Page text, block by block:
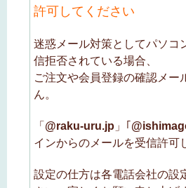
許可してください
迷惑メール対策としてパソコ
信拒否されている場合、
ご注文や会員登録の確認メー
ん。
「 @raku-uru.jp 」｢
インからのメールを受信許可
設定の仕方は各電話会社の設